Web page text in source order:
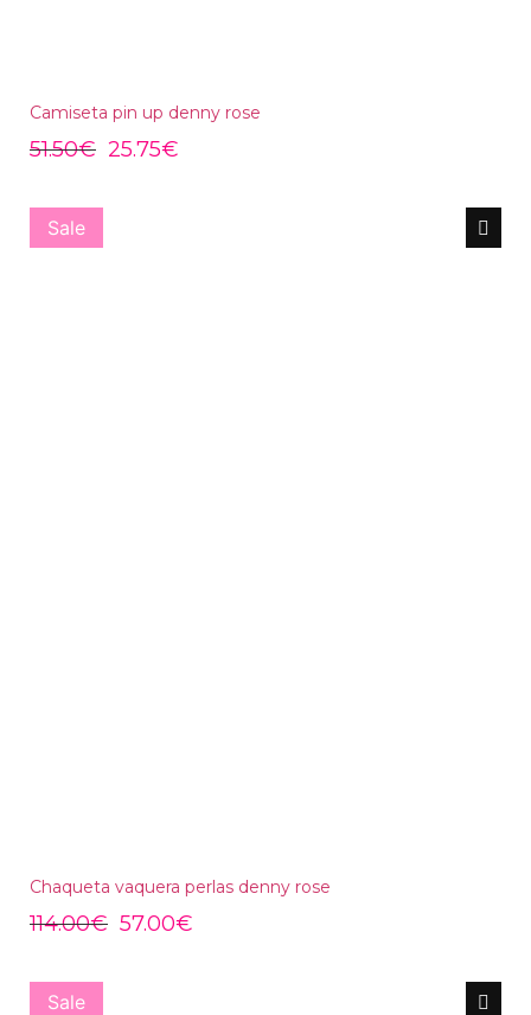
Camiseta pin up denny rose
51.50€ 25.75€
Sale
Chaqueta vaquera perlas denny rose
114.00€ 57.00€
Sale